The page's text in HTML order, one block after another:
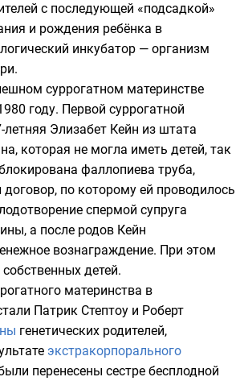
с последующей «подсадкой»
и рождения ребёнка в
инкубатор — организм
суррогатном материнстве
году. Первой суррогатной
Элизабет Кейн из штата
которая не могла иметь детей, так
фаллопиева труба,
по которому ей проводилось
спермой супруга
а после родов Кейн
вознаграждение. При этом
детей.
материнства в
Патрик Стептоу и Роберт
генетических родителей,
экстракорпорального
перенесены сестре бесплодной